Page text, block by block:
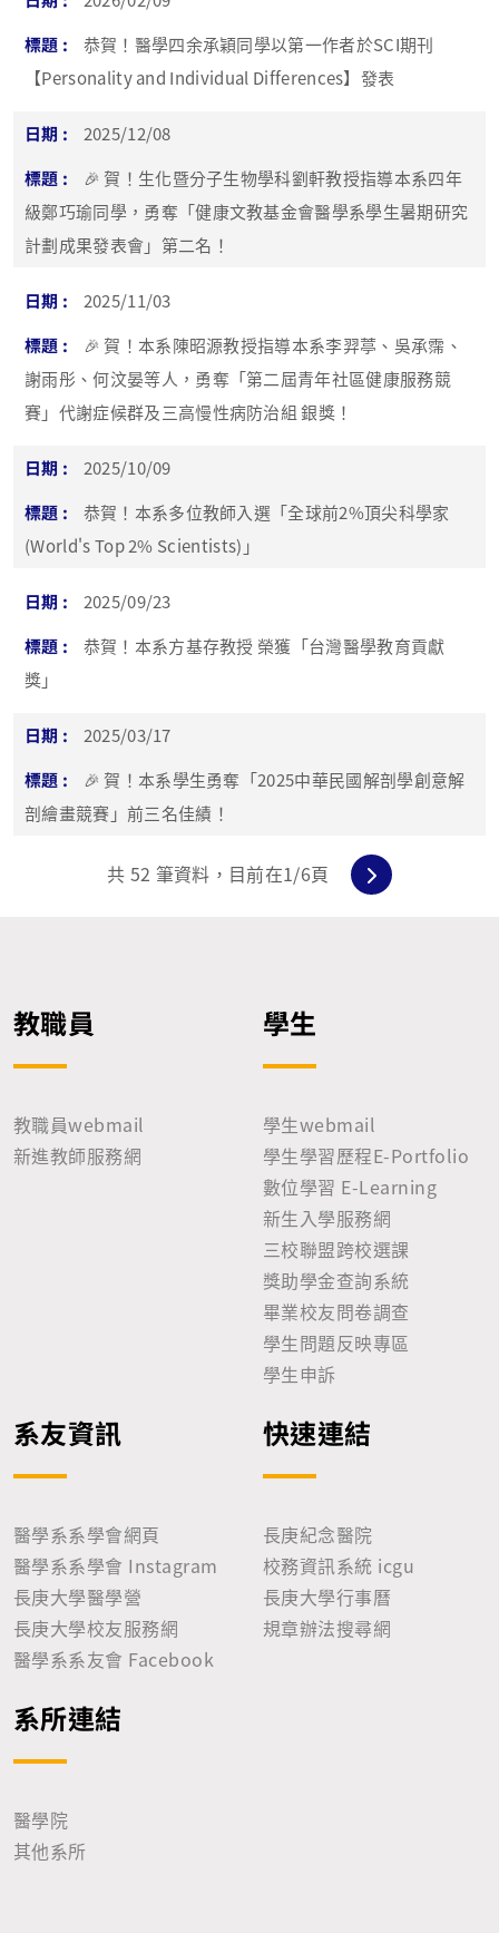
恭賀！醫學四余承穎同學以第一作者於SCI期刊
【Personality and Individual Differences】發表
2025/12/08
🎉 賀！生化暨分子生物學科劉軒教授指導本系四年
級鄭巧瑜同學，勇奪「健康文教基金會醫學系學生暑期研究
計劃成果發表會」第二名！
2025/11/03
🎉 賀！本系陳昭源教授指導本系李羿葶、吳承霈、
謝雨彤、何汶晏等人，勇奪「第二屆青年社區健康服務競
賽」代謝症候群及三高慢性病防治組 銀獎！
2025/10/09
恭賀！本系多位教師入選「全球前2%頂尖科學家
(World's Top 2% Scientists)」
2025/09/23
恭賀！本系方基存教授 榮獲「台灣醫學教育貢獻
獎」
2025/03/17
🎉 賀！本系學生勇奪「2025中華民國解剖學創意解
剖繪畫競賽」前三名佳績！
共52 筆資料，目前在1/6頁
教職員
教職員webmail
新進教師服務網
學生
學生webmail
學生學習歷程E-Portfolio
數位學習 E-Learning
新生入學服務網
三校聯盟跨校選課
獎助學金查詢系統
畢業校友問卷調查
學生問題反映專區
學生申訴
系友資訊
醫學系系學會網頁
醫學系系學會 Instagram
長庚大學醫學營
長庚大學校友服務網
醫學系系友會 Facebook
快速連結
長庚紀念醫院
校務資訊系統 icgu
長庚大學行事曆
規章辦法搜尋網
系所連結
醫學院
其他系所